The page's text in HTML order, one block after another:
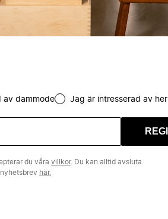
av dammode Jag är intresserad av
du våra villkor. Du kan alltid avsluta
här.